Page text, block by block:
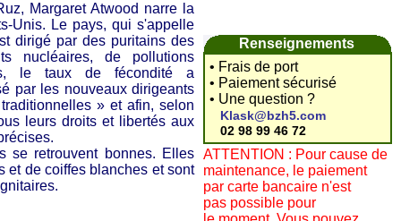
Margaret Atwood narre la
Unis. Le pays, qui s'appelle
dirigé par des puritains des
nucléaires, de pollutions
le taux de fécondité a
par les nouveaux dirigeants
» et afin, selon
leurs droits et libertés aux
se retrouvent bonnes. Elles
et de coiffes blanches et sont
Renseignements
• Frais de port
• Paiement sécurisé
• Une question ?
Klask@bzh5.com
02 98 99 46 72
ATTENTION : Pour cause de
maintenance, le paiement
par carte bancaire n'est
pas possible pour